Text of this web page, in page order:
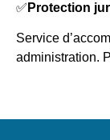
✅ Protection
Service
administration.